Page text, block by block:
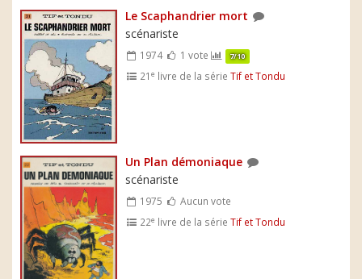
Le Scaphandrier mort
scénariste
1974 1 vote 7/10
21e livre de la sérieTif et Tondu
Un Plan démoniaque
scénariste
1975
Aucun vote
22e livre de la sérieTif et Tondu